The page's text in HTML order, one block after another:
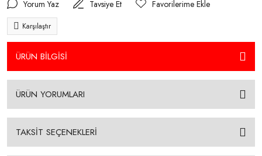
Yorum Yaz Tavsiye Et
Karşılaştır
ÜRÜN BİLGİSİ
ÜRÜN YORUMLARI
TAKSİT SEÇENEKLERİ